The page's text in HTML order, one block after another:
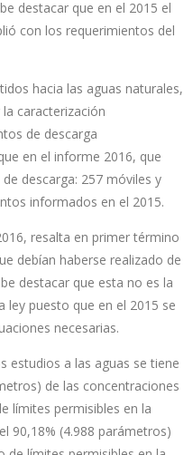
destacar que en el 2015 el
con los requerimientos del
hacia las aguas naturales,
caracterización
de descarga
en el informe 2016, que
descarga: 257 móviles y
informados en el 2015.
resalta en primer término
debían haberse realizado de
destacar que esta no es la
ley puesto que en el 2015 se
necesarias.
estudios a las aguas se tiene
de las concentraciones
límites permisibles en la
90,18% (4.988 parámetros)